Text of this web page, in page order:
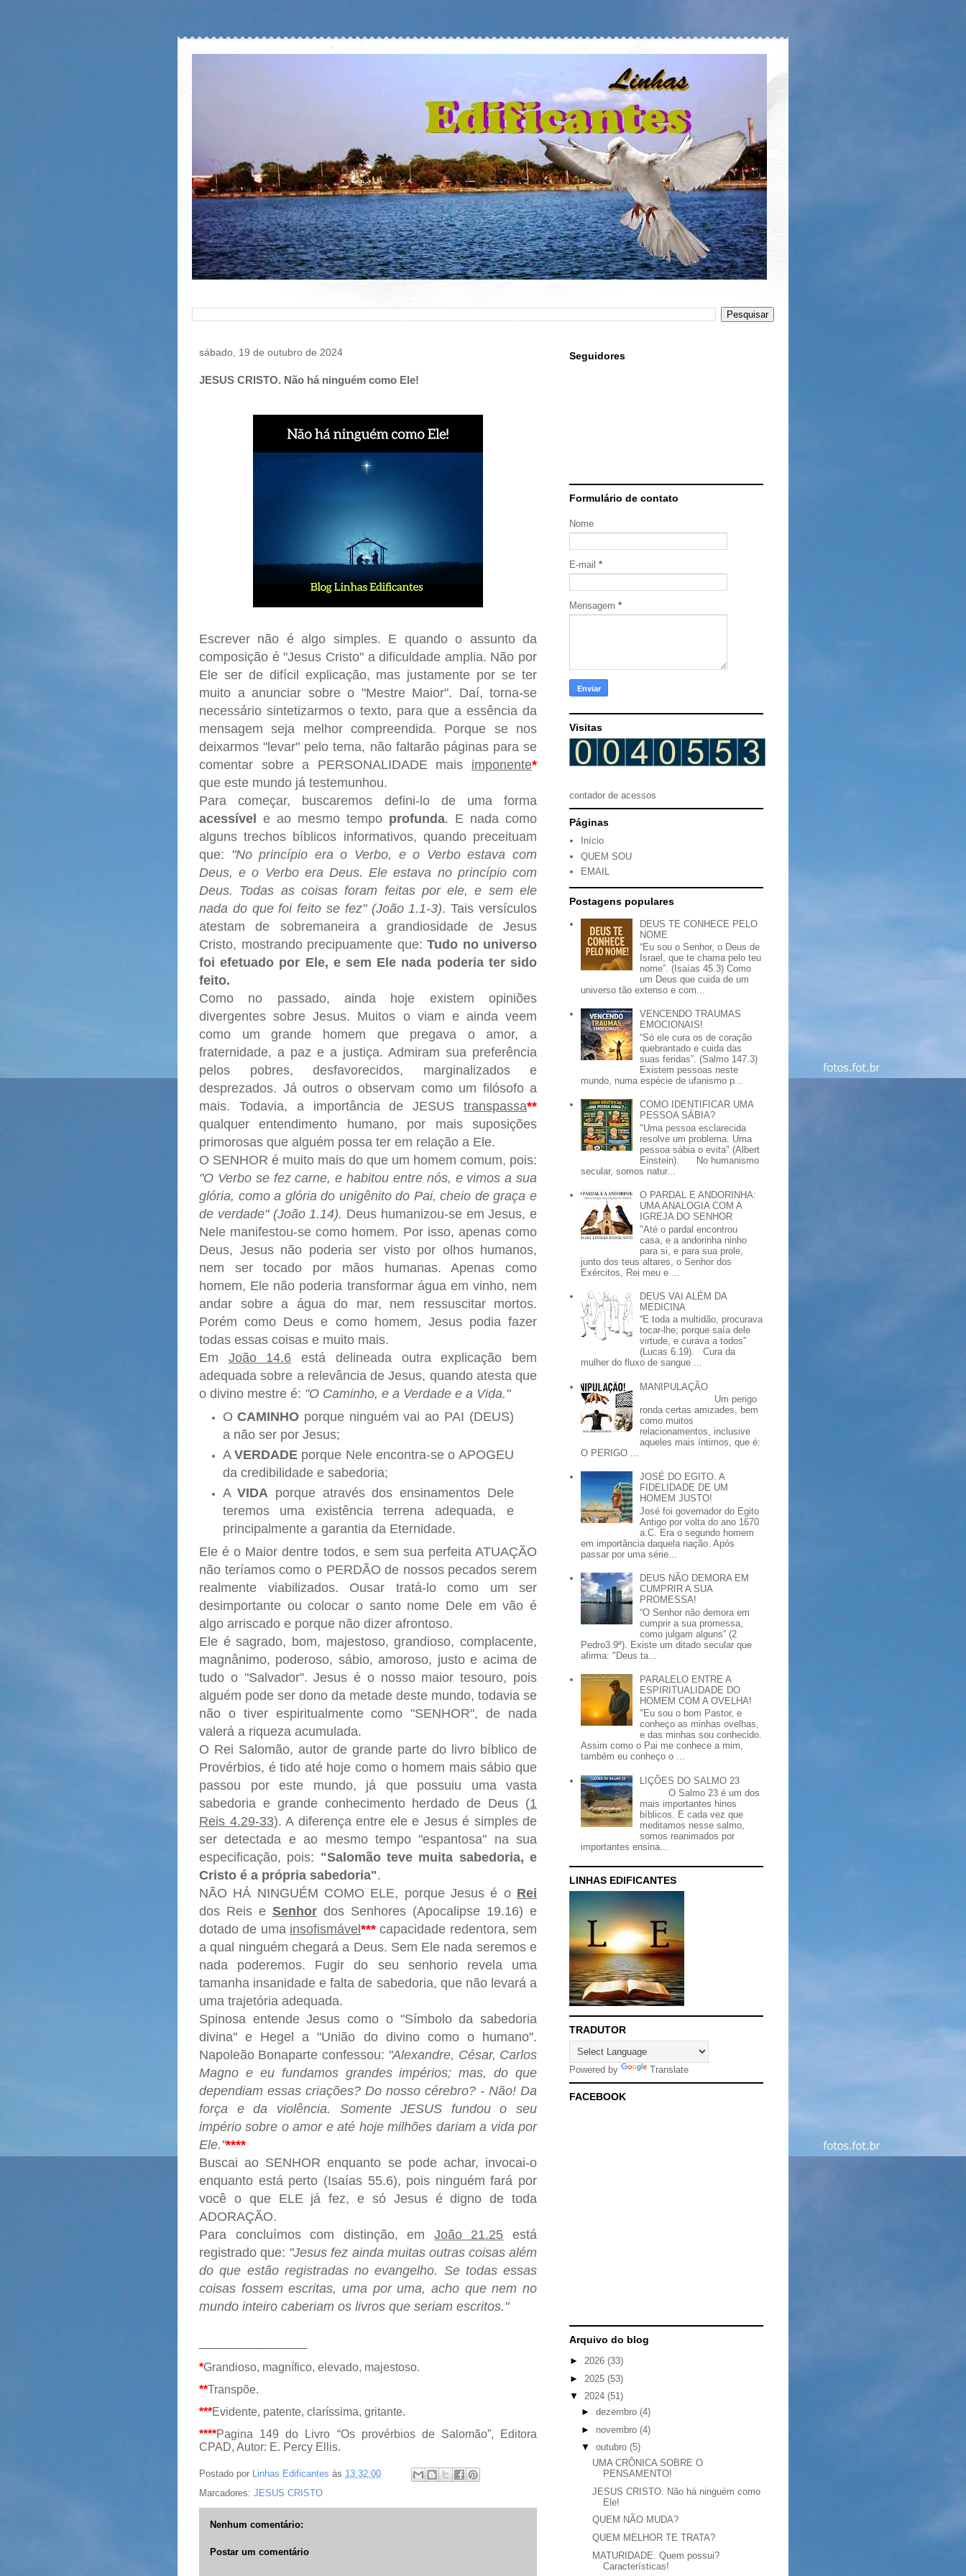
sábado, 19 de outubro de 2024
JESUS CRISTO. Não há ninguém como Ele!
Escrever não é algo simples. E quando o assunto da
composição é "Jesus Cristo" a dificuldade amplia. Não por
Ele ser de difícil explicação, mas justamente por se ter
muito a anunciar sobre o "Mestre Maior". Daí, torna-se
necessário sintetizarmos o texto, para que a essência da
mensagem seja melhor compreendida. Porque se nos
deixarmos "levar" pelo tema, não faltarão páginas para se
comentar sobre a PERSONALIDADE mais imponente*
que este mundo já testemunhou.
Para começar, buscaremos defini-lo de uma forma
acessível
e ao mesmo tempo profunda. E nada como
alguns trechos bíblicos informativos, quando preceituam
que: "No princípio era o Verbo, e o Verbo estava com
Deus, e o Verbo era Deus. Ele estava no princípio com
Deus. Todas as coisas foram feitas por ele, e sem ele
nada do que foi feito se fez" (João 1.1-3). Tais versículos
atestam de sobremaneira a grandiosidade de Jesus
Cristo, mostrando precipuamente que: Tudo no universo
foi efetuado por Ele, e sem Ele nada poderia ter sido
feito.
Como no passado, ainda hoje existem opiniões
divergentes sobre Jesus. Muitos o viam e ainda veem
como um grande homem que pregava o amor, a
fraternidade, a paz e a justiça. Admiram sua preferência
pelos pobres, desfavorecidos, marginalizados e
desprezados. Já outros o observam como um filósofo a
mais. Todavia, a importância de JESUS transpassa**
qualquer entendimento humano, por mais suposições
primorosas que alguém possa ter em relação a Ele.
O SENHOR é muito mais do que um homem comum, pois:
"O Verbo se fez carne, e habitou entre nós, e vimos a sua
glória, como a glória do unigênito do Pai, cheio de graça e
de verdade" (João 1.14). Deus humanizou-se em Jesus, e
Nele manifestou-se como homem. Por isso, apenas como
Deus, Jesus não poderia ser visto por olhos humanos,
nem ser tocado por mãos humanas. Apenas como
homem, Ele não poderia transformar água em vinho, nem
andar sobre a água do mar, nem ressuscitar mortos.
Porém como Deus e como homem, Jesus podia fazer
todas essas coisas e muito mais.
Em João 14.6 está delineada outra explicação bem
adequada sobre a relevância de Jesus, quando atesta que
o divino mestre é: "O Caminho, e a Verdade e a Vida."
OCAMINHO porque ninguém vai ao PAI (DEUS)
a não ser por Jesus;
A VERDADEporque Nele encontra-se o APOGEU
da credibilidade e sabedoria;
AVIDA porque através dos ensinamentos Dele
teremos uma existência terrena adequada, e
principalmente a garantia da Eternidade.
Ele é o Maior dentre todos, e sem sua perfeita ATUAÇÃO
não teríamos como o PERDÃO de nossos pecados serem
realmente viabilizados. Ousar tratá-lo como um ser
desimportante ou colocar o santo nome Dele em vão é
algo arriscado e porque não dizer afrontoso.
Ele é sagrado, bom, majestoso, grandioso, complacente,
magnânimo, poderoso, sábio, amoroso, justo e acima de
tudo o "Salvador". Jesus é o nosso maior tesouro, pois
alguém pode ser dono da metade deste mundo, todavia se
não o tiver espiritualmente como "SENHOR", de nada
valerá a riqueza acumulada.
O Rei Salomão, autor de grande parte do livro bíblico de
Provérbios, é tido até hoje como o homem mais sábio que
passou por este mundo, já que possuiu uma vasta
sabedoria e grande conhecimento herdado de Deus (1
Reis 4.29-33). A diferença entre ele e Jesus é simples de
ser detectada e ao mesmo tempo "espantosa" na sua
especificação, pois: "Salomão teve muita sabedoria, e
Cristo é a própria sabedoria".
NÃO HÁ NINGUÉM COMO ELE, porque Jesus é o Rei
dos Reis e Senhor dos Senhores (Apocalipse 19.16) e
dotado de uma insofismável*** capacidade redentora, sem
a qual ninguém chegará a Deus. Sem Ele nada seremos e
nada poderemos. Fugir do seu senhorio revela uma
tamanha insanidade e falta de sabedoria, que não levará a
uma trajetória adequada.
Spinosa entende Jesus como o "Símbolo da sabedoria
divina" e Hegel a "União do divino como o humano".
Napoleão Bonaparte confessou: "Alexandre, César, Carlos
Magno e eu fundamos grandes impérios; mas, do que
dependiam essas criações? Do nosso cérebro? - Não! Da
força e da violência. Somente JESUS fundou o seu
império sobre o amor e até hoje milhões dariam a vida por
Ele."****
Buscai ao SENHOR enquanto se pode achar, invocai-o
enquanto está perto (Isaías 55.6), pois ninguém fará por
você o que ELE já fez, e só Jesus é digno de toda
ADORAÇÃO.
Para concluímos com distinção, em João 21.25 está
registrado que: "Jesus fez ainda muitas outras coisas além
do que estão registradas no evangelho. Se todas essas
coisas fossem escritas, uma por uma, acho que nem no
mundo inteiro caberiam os livros que seriam escritos."
*Grandioso, magnífico, elevado, majestoso.
**Transpõe.
***Evidente, patente, claríssima, gritante.
****Pagina 149 do Livro “Os provérbios de Salomão”, Editora
CPAD, Autor: E. Percy Ellis.
Postado por Linhas Edificantes às 13:32:00
Marcadores: JESUS CRISTO
Nenhum comentário:
Postar um comentário
Seguidores
Formulário de contato
Nome
E-mail *
Mensagem *
Visitas
contador de acessos
Páginas
Início
QUEM SOU
EMAIL
Postagens populares
DEUS TE CONHECE PELO
NOME
“Eu sou o Senhor, o Deus de
Israel, que te chama pelo teu
nome”. (Isaías 45.3) Como
um Deus que cuida de um
universo tão extenso e com...
VENCENDO TRAUMAS
EMOCIONAIS!
“Só ele cura os de coração
quebrantado e cuida das
suas feridas”. (Salmo 147.3)
Existem pessoas neste
mundo, numa espécie de ufanismo p...
COMO IDENTIFICAR UMA
PESSOA SÁBIA?
"Uma pessoa esclarecida
resolve um problema. Uma
pessoa sábia o evita" (Albert
Einstein). No humanismo
secular, somos natur...
O PARDAL E ANDORINHA:
UMA ANALOGIA COM A
IGREJA DO SENHOR
"Até o pardal encontrou
casa, e a andorinha ninho
para si, e para sua prole,
junto dos teus altares, o Senhor dos
Exércitos, Rei meu e ...
DEUS VAI ALÉM DA
MEDICINA
“E toda a multidão, procurava
tocar-lhe; porque saía dele
virtude, e curava a todos”
(Lucas 6.19). Cura da
mulher do fluxo de sangue ...
MANIPULAÇÃO
Um perigo
ronda certas amizades, bem
como muitos
relacionamentos, inclusive
aqueles mais íntimos, que é:
O PERIGO ...
JOSÉ DO EGITO. A
FIDELIDADE DE UM
HOMEM JUSTO!
José foi governador do Egito
Antigo por volta do ano 1670
a.C. Era o segundo homem
em importância daquela nação. Após
passar por uma série...
DEUS NÃO DEMORA EM
CUMPRIR A SUA
PROMESSA!
“O Senhor não demora em
cumprir a sua promessa,
como julgam alguns” (2
Pedro3.9ª). Existe um ditado secular que
afirma: "Deus ta...
PARALELO ENTRE A
ESPIRITUALIDADE DO
HOMEM COM A OVELHA!
"Eu sou o bom Pastor, e
conheço as minhas ovelhas,
e das minhas sou conhecido.
Assim como o Pai me conhece a mim,
também eu conheço o ...
LIÇÕES DO SALMO 23
O Salmo 23 é um dos
mais importantes hinos
bíblicos. E cada vez que
meditamos nesse salmo,
somos reanimados por
importantes ensina...
LINHAS EDIFICANTES
TRADUTOR
Powered by Translate
FACEBOOK
Arquivo do blog
► 2026 (33)
► 2025 (53)
▼ 2024 (51)
► dezembro (4)
► novembro (4)
▼ outubro (5)
UMA CRÔNICA SOBRE O
PENSAMENTO!
JESUS CRISTO. Não há ninguém como
Ele!
QUEM NÃO MUDA?
QUEM MELHOR TE TRATA?
MATURIDADE. Quem possui?
Características!